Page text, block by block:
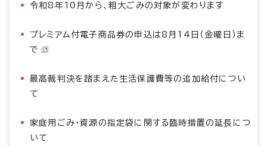
令和8年10月から、粗大ごみの対象が変わります
プレミアム付電子商品券の申込は8月14日（金曜日）ま
で
最高裁判決を踏まえた生活保護費等の追加給付につい
て
家庭用ごみ・資源の指定袋に関する臨時措置の延長につ
いて